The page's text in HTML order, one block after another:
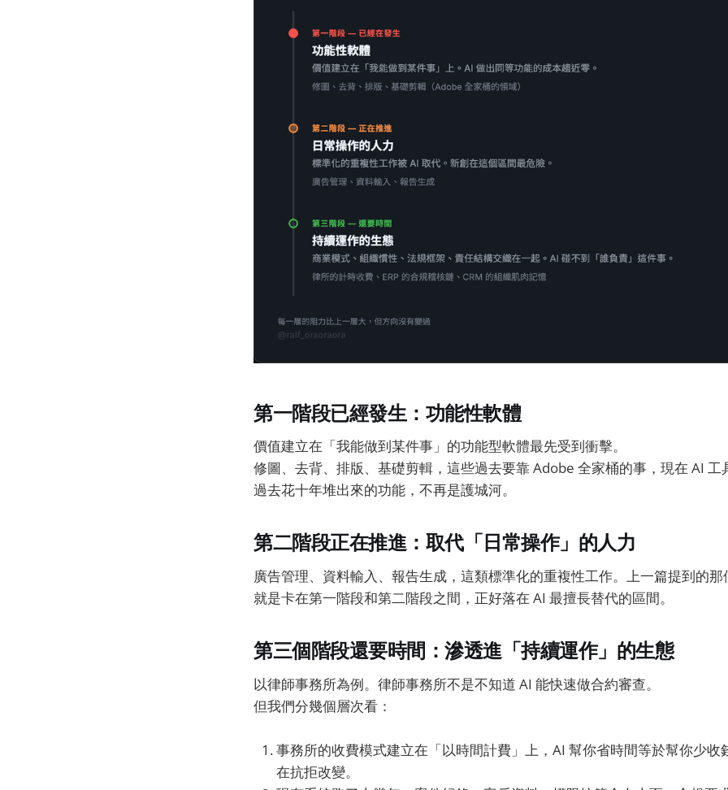
第一階段已經發生：功能性軟體
價值建立在「我能做到某件事」的功能型軟體最先受到衝擊。
修圖、去背、排版、基礎剪輯，這些過去要靠 Adobe 全家桶的事，現在 AI 工
過去花十年堆出來的功能，不再是護城河。
第二階段正在推進：取代「日常操作」的人力
廣告管理、資料輸入、報告生成，這類標準化的重複性工作。上一篇提到的
就是卡在第一階段和第二階段之間，正好落在 AI 最擅長替代的區間。
第三個階段還要時間：滲透進「持續運作」的生態
以律師事務所為例。律師事務所不是不知道 AI 能快速做合約審查。
但我們分幾個層次看：
事務所的收費模式建立在「以時間計費」上，AI 幫你省時間等於幫你少收
在抗拒改變。